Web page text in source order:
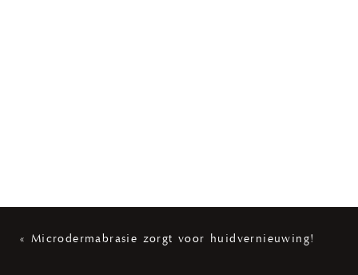
« Microdermabrasie zorgt voor huidvernieuwing!